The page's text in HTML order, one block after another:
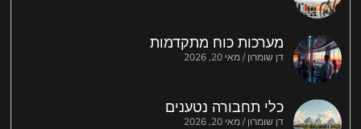
מערכות כוח מתקדמות
דן שומרון מאי 20, 2026
כלי תחבורה נטענים
דן שומרון מאי 20, 2026